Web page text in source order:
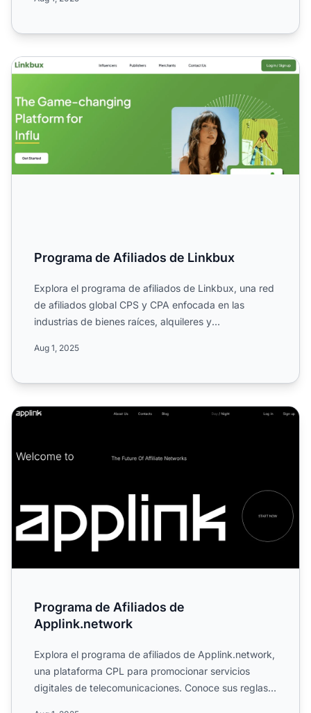
Programa de Afiliados de Linkbux
Programa de Afiliados de Linkbux
Explora el programa de afiliados de Linkbux, una red
de afiliados global CPS y CPA enfocada en las
industrias de bienes raíces, alquileres y
Aug 1, 2025
Programa de Afiliados de Applink.network
Programa de Afiliados de
Applink.network
Explora el programa de afiliados de Applink.network,
una plataforma CPL para promocionar servicios
digitales de telecomunicaciones. Conoce sus reglas